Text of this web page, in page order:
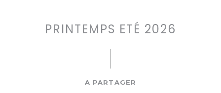
PRINTEMPS ETÉ 2026
A PARTAGER